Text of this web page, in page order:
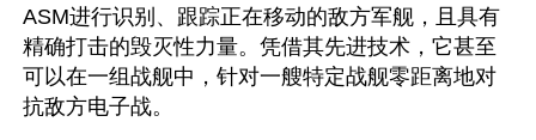
ASM进行识别、跟踪正在移动的敌方军舰，且具有
精确打击的毁灭性力量。凭借其先进技术，它甚至
可以在一组战舰中，针对一艘特定战舰零距离地对
抗敌方电子战。